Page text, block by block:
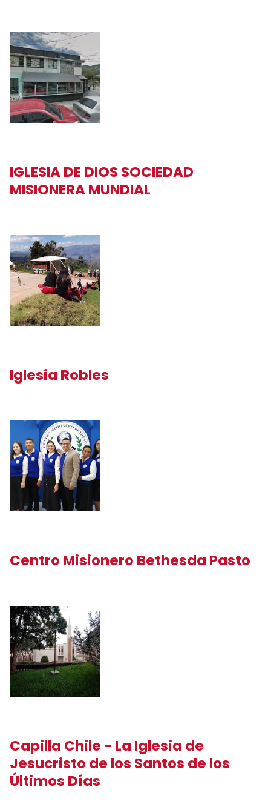
IGLESIA DE DIOS SOCIEDAD
MISIONERA MUNDIAL
Iglesia Robles
Centro Misionero Bethesda Pasto
Capilla Chile - La Iglesia de
Jesucristo de los Santos de los
Últimos Días